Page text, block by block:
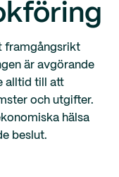
framgångsrikt
är avgörande
alltid till att
och utgifter.
hälsa
beslut.